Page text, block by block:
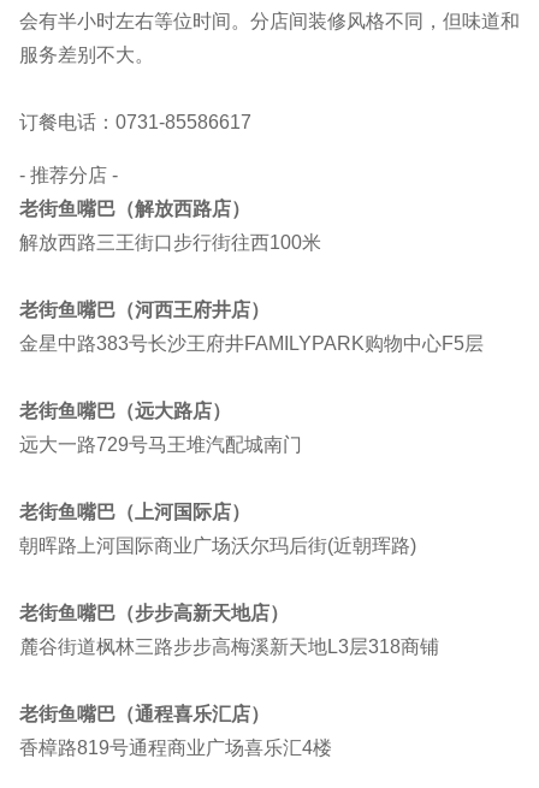
会有半小时左右等位时间。分店间装修风格不同，但味道和
服务差别不大。
订餐电话：0731-85586617
- 推荐分店 -
老街鱼嘴巴（解放西路店）
解放西路三王街口步行街往西100米
老街鱼嘴巴（河西王府井店）
金星中路383号长沙王府井FAMILYPARK购物中心F5层
老街鱼嘴巴（远大路店）
远大一路729号马王堆汽配城南门
老街鱼嘴巴（上河国际店）
朝晖路上河国际商业广场沃尔玛后街(近朝珲路)
老街鱼嘴巴（步步高新天地店）
麓谷街道枫林三路步步高梅溪新天地L3层318商铺
老街鱼嘴巴（通程喜乐汇店）
香樟路819号通程商业广场喜乐汇4楼